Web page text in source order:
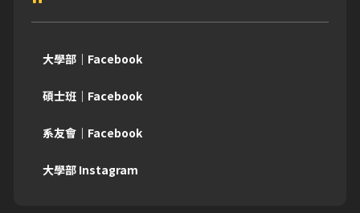
大學部｜Facebook
碩士班｜Facebook
系友會｜Facebook
大學部 Instagram